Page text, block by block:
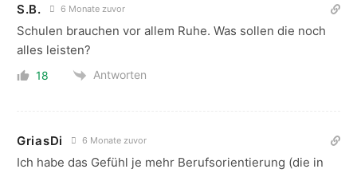
S.B. 6 Monate zuvor
Schulen brauchen vor allem Ruhe. Was sollen die noch
alles leisten?
18 Antworten
GriasDi 6 Monate zuvor
Ich habe das Gefühl je mehr Berufsorientierung (die in